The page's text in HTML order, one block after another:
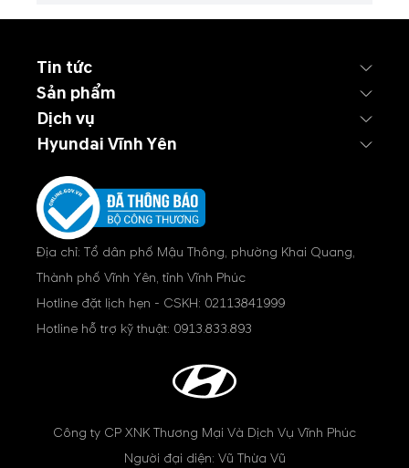
Tin tức
Sản phẩm
Dịch vụ
Hyundai Vĩnh Yên
Địa chỉ: Tổ dân phố Mậu Thông, phường Khai Quang,
Thành phố Vĩnh Yên, tỉnh Vĩnh Phúc
Hotline đặt lịch hẹn - CSKH: 02113841999
Hotline hỗ trợ kỹ thuật: 0913.833.893
Công ty CP XNK Thương Mại Và Dịch Vụ Vĩnh Phúc
Người đại diện: Vũ Thừa Vũ